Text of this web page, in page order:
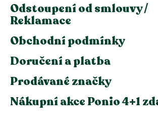
Odstoupení od smlouvy /
Reklamace
Obchodní podmínky
Doručení a platba
Prodávané značky
Nákupní akce Ponio 4+1